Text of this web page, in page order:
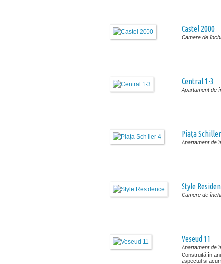
Castel 2000
Camere de
Central 1-3
Apartament de
Piața
Apartament de
Style
Camere de
Veseud 11
Apartament de
Construită în
aspectul si